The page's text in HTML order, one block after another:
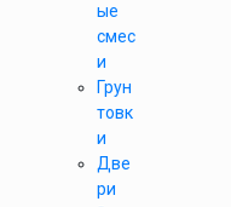
ые
смес
и
Грун
товк
и
Две
ри